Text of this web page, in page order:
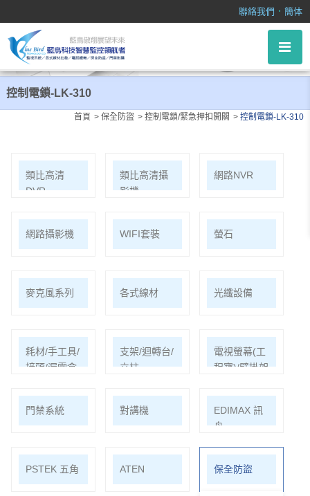
聯絡我們 ． 簡体
控制電鎖-LK-310
首頁 保全防盜 控制電鎖/緊急押扣開關 控制電鎖-LK-310
類比高清
DVR
類比高清攝
影機
網路NVR
網路攝影機 WIFI套裝 螢石
麥克風系列 各式線材 光纖設備
耗材/手工具/
接頭/漏電盒
支架/迴轉台/
立柱
電視螢幕(工
程寶)/壁掛架
門禁系統 對講機
EDIMAX 訊
舟
PSTEK 五角 ATEN 保全防盜